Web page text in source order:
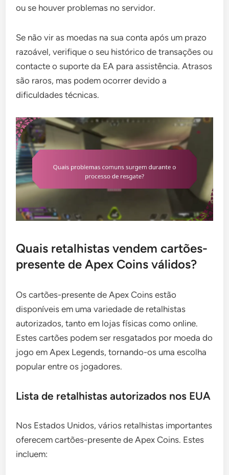
ou se houver problemas no servidor.
Se não vir as moedas na sua conta após um prazo
razoável, verifique o seu histórico de transações ou
contacte o suporte da EA para assistência. Atrasos
são raros, mas podem ocorrer devido a
dificuldades técnicas.
Quais retalhistas vendem cartões-
presente de Apex Coins válidos?
Os cartões-presente de Apex Coins estão
disponíveis em uma variedade de retalhistas
autorizados, tanto em lojas físicas como online.
Estes cartões podem ser resgatados por moeda do
jogo em Apex Legends, tornando-os uma escolha
popular entre os jogadores.
Lista de retalhistas autorizados nos EUA
Nos Estados Unidos, vários retalhistas importantes
oferecem cartões-presente de Apex Coins. Estes
incluem: